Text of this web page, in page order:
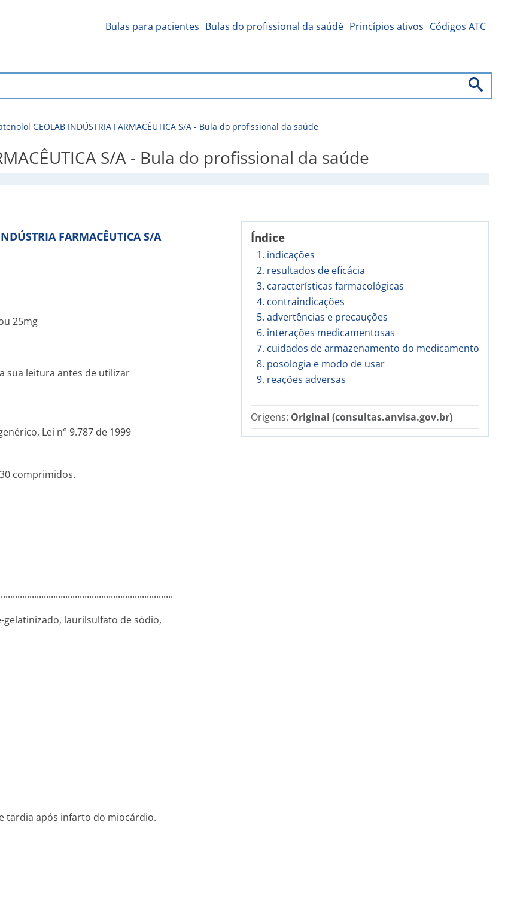
Bulas para pacientes Bulas do profissional da saúdė Princípios ativos Códigos ATC
GEOLAB INDÚSTRIA FARMACÊUTICA S/A - Bula do profissional da saúde
S/A - Bula do profissional da saúde
Índice
1. indicações
2. resultados de eficácia
3. características farmacológicas
4. contraindicações
5. advertências e precauções
6. interações medicamentosas
7. cuidados de armazenamento do medicamento
8. posologia e modo de usar
9. reações adversas
Origens: Original (consultas.anvisa.gov.br)
FARMACÊUTICA S/A
25mg
sua leitura antes de utilizar
Lei n° 9.787 de 1999
comprimidos.
laurilsulfato de sódio,
tardia após infarto do miocárdio.